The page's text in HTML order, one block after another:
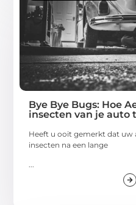
Bye Bye Bugs: Hoe
insecten van je auto
Heeft u ooit gemerkt dat uw
insecten na een lange